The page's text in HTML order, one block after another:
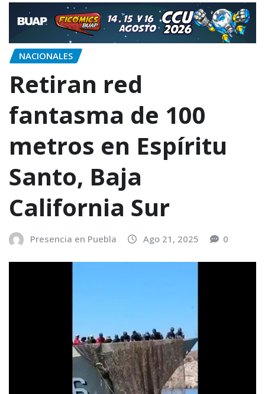
NACIONALES
Retiran red
fantasma de 100
metros en Espíritu
Santo, Baja
California Sur
Presencia en Puebla Ago 21, 2025 0